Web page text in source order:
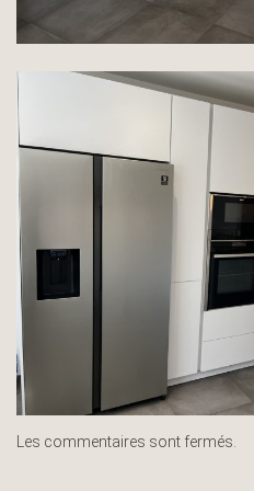
Les commentaires sont fermés.